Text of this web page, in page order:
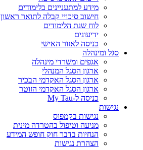
מידע למתעניינים בלימודים
חישוב סיכויי קבלה לתואר ראשון
לוח שנת הלימודים
ידיעונים
כניסה לאזור האישי
סגל ומינהלה
אגפים ומשרדי מינהלה
ארגון הסגל המנהלי
ארגון הסגל האקדמי הבכיר
ארגון הסגל האקדמי הזוטר
כניסה ל-My Tau
נגישות
נגישות בקמפוס
מניעה וטיפול בהטרדה מינית
הנחיות בדבר חוק חופש המידע
הצהרת נגישות